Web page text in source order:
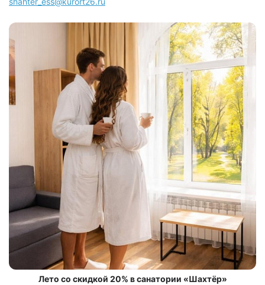
Лето со скидкой 20% в санатории «Шахтёр»